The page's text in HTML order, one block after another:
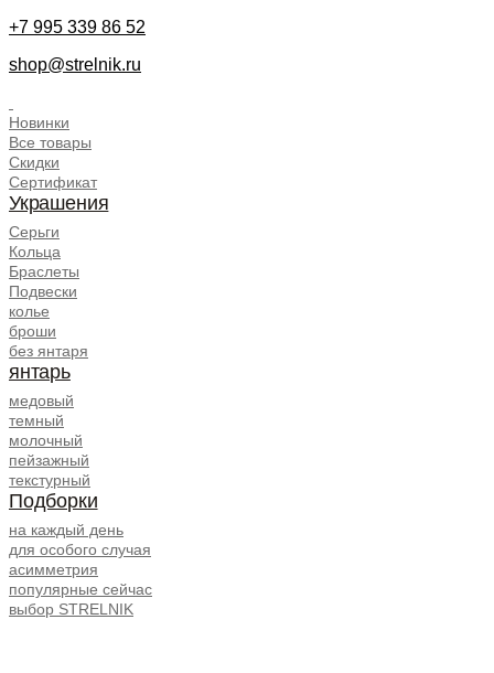
+7 995 339 86 52
shop@strelnik.ru
Новинки
Все товары
Скидки
Сертификат
Украшения
Серьги
Кольца
Браслеты
Подвески
колье
броши
без янтаря
янтарь
медовый
темный
молочный
пейзажный
текстурный
Подборки
на каждый день
для особого случая
асимметрия
популярные сейчас
выбор STRELNIK